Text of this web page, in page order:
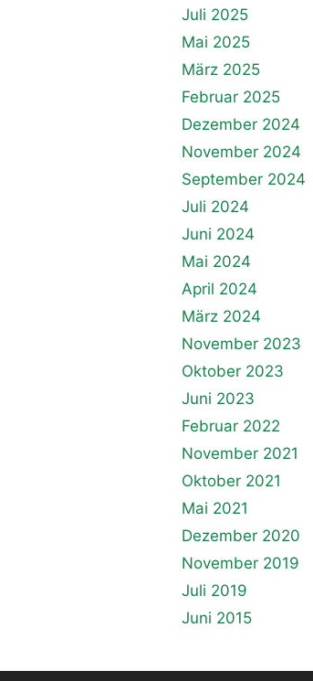
Juli 2025
Mai 2025
März 2025
Februar 2025
Dezember 2024
November 2024
September 2024
Juli 2024
Juni 2024
Mai 2024
April 2024
März 2024
November 2023
Oktober 2023
Juni 2023
Februar 2022
November 2021
Oktober 2021
Mai 2021
Dezember 2020
November 2019
Juli 2019
Juni 2015